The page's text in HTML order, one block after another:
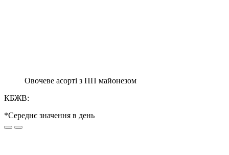
Овочеве асорті з ПП майонезом
КБЖВ:
*Середнє значення в день